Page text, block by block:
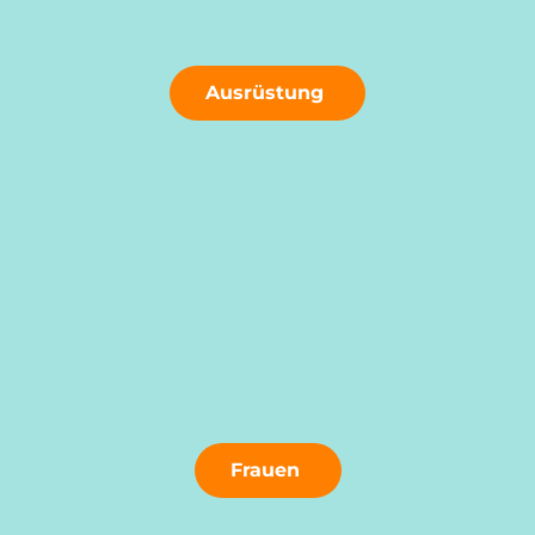
Ausrüstung
Frauen